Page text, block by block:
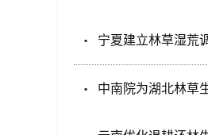
宁夏建立林草湿荒
中南院为湖北林草